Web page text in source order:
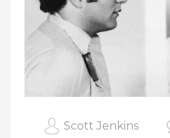
Scott Jenkins